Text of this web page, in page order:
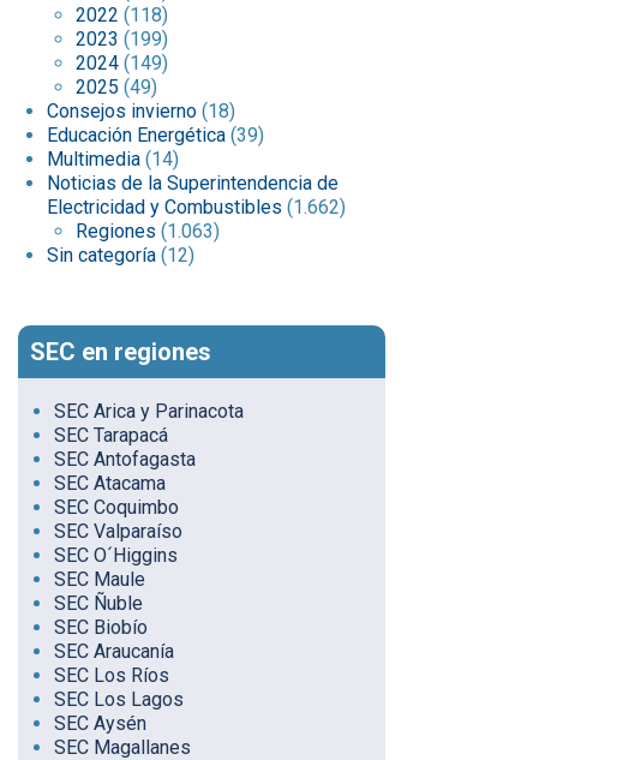
2022 (118)
2023 (199)
2024 (149)
2025 (49)
Consejos invierno (18)
Educación Energética (39)
Multimedia (14)
Noticias de la Superintendencia de
Electricidad y Combustibles (1.662)
Regiones (1.063)
Sin categoría (12)
SEC en regiones
SEC Arica y Parinacota
SEC Tarapacá
SEC Antofagasta
SEC Atacama
SEC Coquimbo
SEC Valparaíso
SEC O´Higgins
SEC Maule
SEC Ñuble
SEC Biobío
SEC Araucanía
SEC Los Ríos
SEC Los Lagos
SEC Aysén
SEC Magallanes